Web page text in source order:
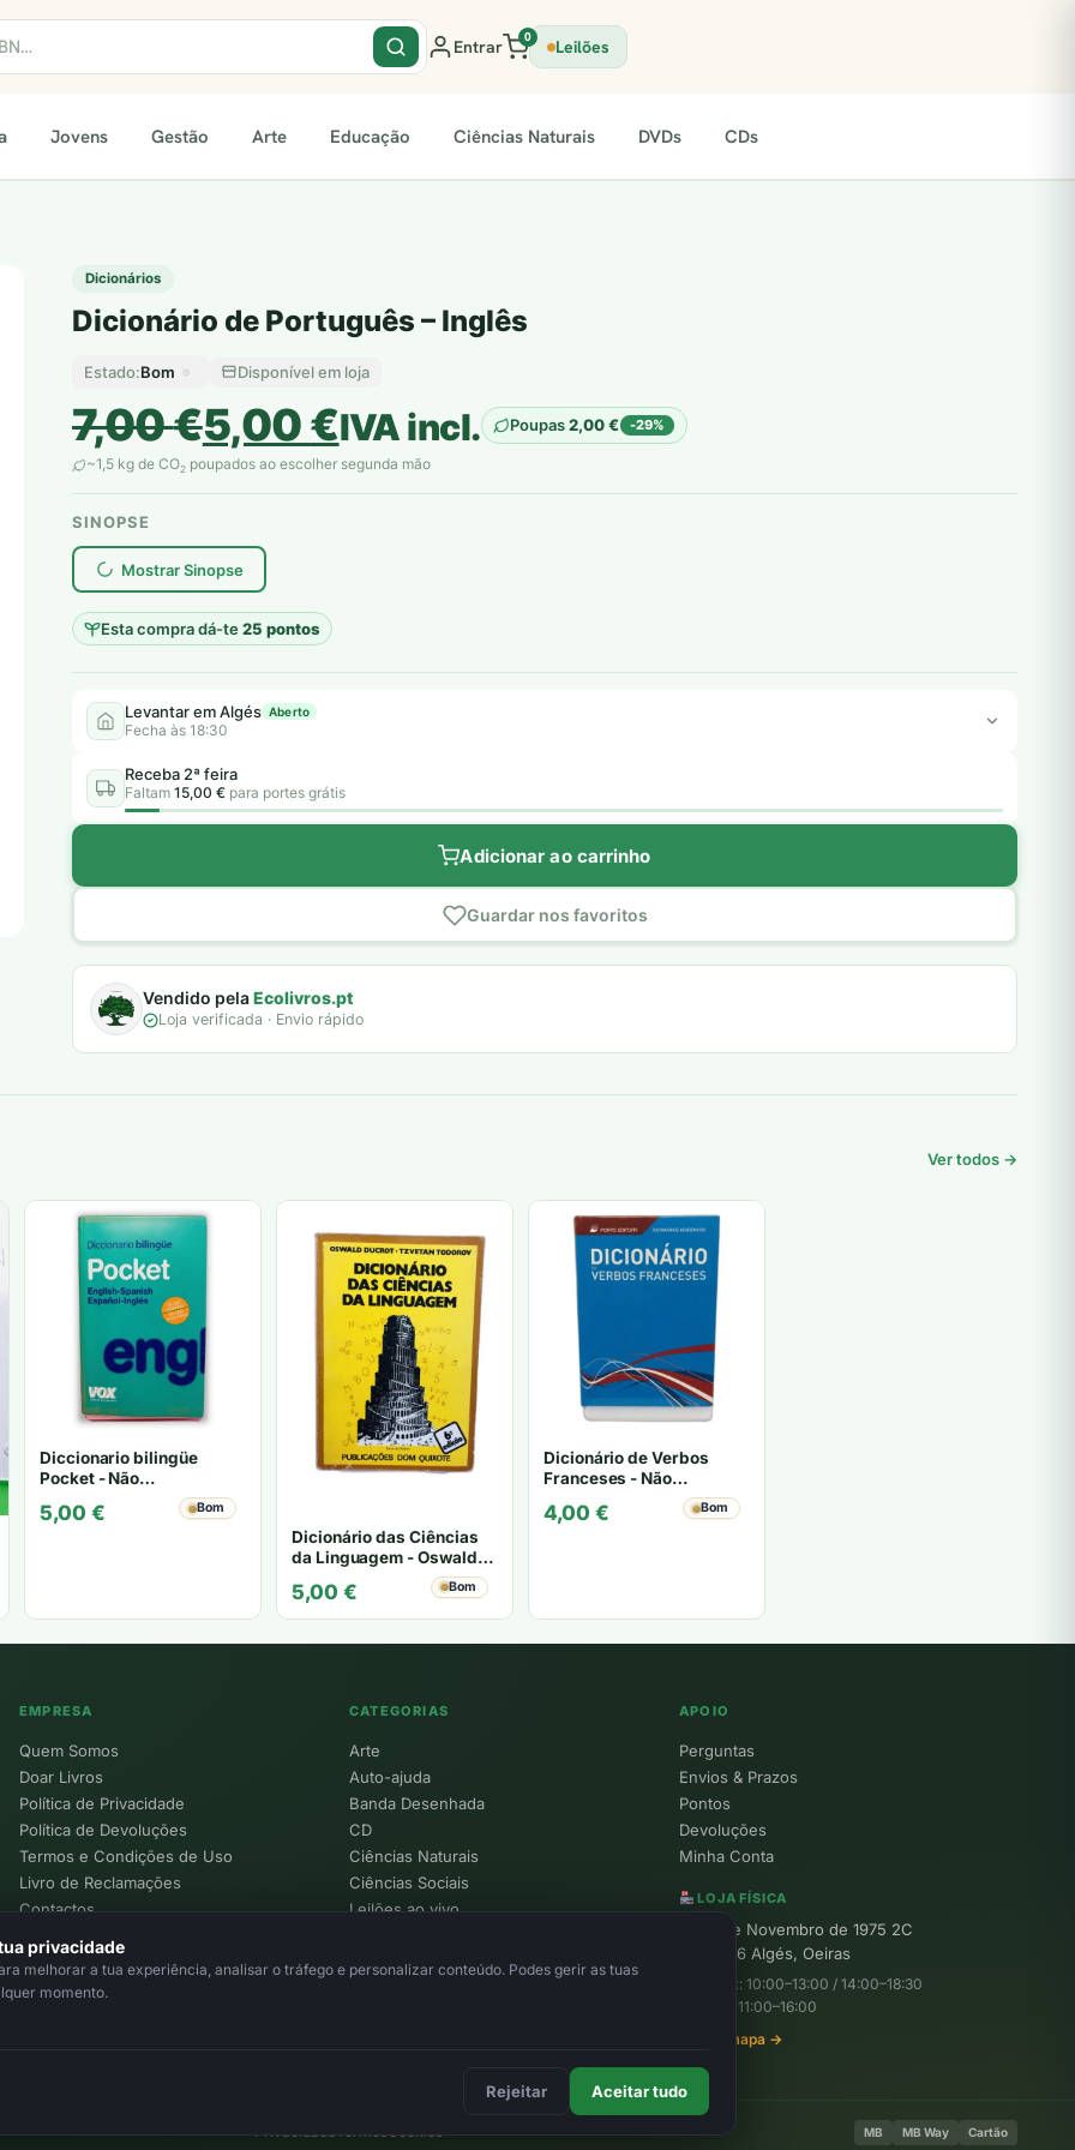
Entrar 0 Leilões
Jovens Gestão Arte Educação Ciências Naturais DVDs CDs
Dicionários
Dicionário de Português – Inglês
Estado:Bom Disponível em loja
7,00€
O
preço
original
era:
7,00 €.
5,00€
O
preço
atual
é:
5,00 €.
IVA incl. Poupas2,00€ -29%
~1,5 kg de CO2 poupados ao escolher segunda mão
SINOPSE
Mostrar Sinopse
Esta compra dá-te25 pontos
plantar árvores reais
Levantar em Algés Aberto
Fecha às 18:30
Receba 2ª feira
Faltam 15,00 € para portes grátis
Adicionar ao carrinho
Guardar nos favoritos
Vendido pelaEcolivros.pt
Loja verificada · Envio rápido
Ver todos →
Diccionario bilingüe
Pocket - Não
5,00 € Bom
Dicionário das Ciências
da Linguagem - Oswald
Ducrot, Tzvetan Todorov
5,00 € Bom
Dicionário de Verbos
Franceses - Não
4,00 € Bom
EMPRESA
Quem Somos
Doar Livros
Política de Privacidade
Política de Devoluções
Termos e Condições de Uso
Livro de Reclamações
Contactos
CATEGORIAS
Arte
Auto-ajuda
Banda Desenhada
CD
Ciências Naturais
Ciências Sociais
Leilões ao vivo
APOIO
Perguntas
Envios & Prazos
Pontos
Devoluções
Minha Conta
LOJA FÍSICA
R. 25 de Novembro de 1975 2C
1495-156 Algés, Oeiras
Seg–Sex: 10:00–13:00 / 14:00–18:30
Sábado: 11:00–16:00
Ver no mapa →
PrivacidadeTermosCookies MB MB Way Cartão
privacidade
melhorar a tua experiência, analisar o tráfego e personalizar conteúdo. Podes gerir as tuas
momento.
Rejeitar Aceitar tudo